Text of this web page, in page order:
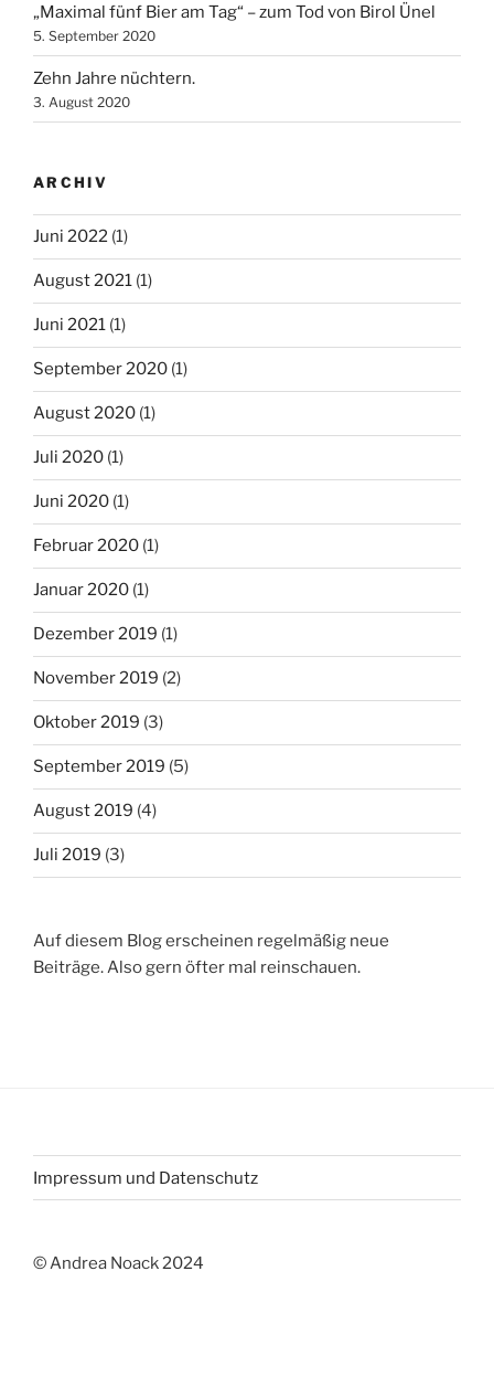
„Maximal fünf Bier am Tag“ – zum Tod von Birol Ünel
5. September 2020
Zehn Jahre nüchtern.
3. August 2020
ARCHIV
Juni 2022 (1)
August 2021 (1)
Juni 2021 (1)
September 2020 (1)
August 2020 (1)
Juli 2020 (1)
Juni 2020 (1)
Februar 2020 (1)
Januar 2020 (1)
Dezember 2019 (1)
November 2019 (2)
Oktober 2019 (3)
September 2019 (5)
August 2019 (4)
Juli 2019 (3)
Auf diesem Blog erscheinen regelmäßig neue
Beiträge. Also gern öfter mal reinschauen.
Impressum und Datenschutz
© Andrea Noack 2024